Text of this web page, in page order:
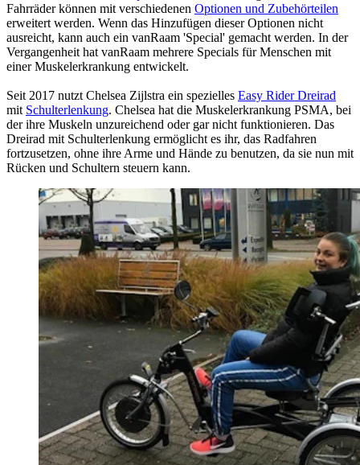
Fahrräder können mit verschiedenen Optionen und Zubehörteilen
erweitert werden. Wenn das Hinzufügen dieser Optionen nicht
ausreicht, kann auch ein vanRaam 'Special' gemacht werden. In der
Vergangenheit hat vanRaam mehrere Specials für Menschen mit
einer Muskelerkrankung entwickelt.
Seit 2017 nutzt Chelsea Zijlstra ein spezielles Easy Rider Dreirad
mit Schulterlenkung. Chelsea hat die Muskelerkrankung PSMA, bei
der ihre Muskeln unzureichend oder gar nicht funktionieren. Das
Dreirad mit Schulterlenkung ermöglicht es ihr, das Radfahren
fortzusetzen, ohne ihre Arme und Hände zu benutzen, da sie nun mit
Rücken und Schultern steuern kann.